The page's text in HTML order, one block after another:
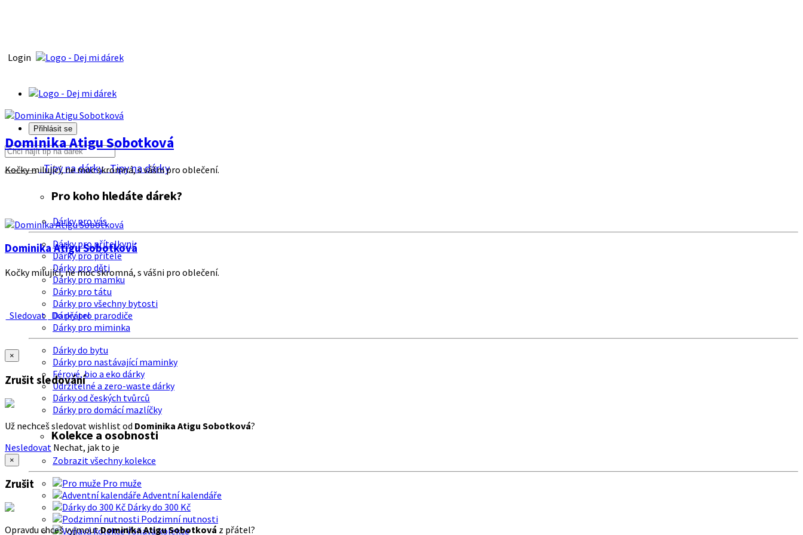
Login
Přihlásit se
Tipy na dárkyTipy na dárky
Pro koho hledáte dárek?
Dárky pro vás
Dárky pro přítelkyni
Dárky pro přítele
Dárky pro děti
Dárky pro mamku
Dárky pro tátu
Dárky pro všechny bytosti
Dárky pro prarodiče
Dárky pro miminka
Dárky do bytu
Dárky pro nastávající maminky
Férové, bio a eko dárky
Udržitelné a zero-waste dárky
Dárky od českých tvůrců
Dárky pro domácí mazlíčky
Kolekce a osobnosti
Zobrazit všechny kolekce
Pro muže
Adventní kalendáře
Dárky do 300 Kč
Podzimní nutnosti
Voňavá kolekce
Dominika Atigu Sobotková
Kočky milující, ne moc skromná, s vášni pro oblečení.
Dominika Atigu Sobotková
Kočky milující, ne moc skromná, s vášni pro oblečení.
Sledovat Do přátel
×
Zrušit sledování
Už nechceš sledovat wishlist od Dominika Atigu Sobotková?
Nesledovat Nechat, jak to je
×
Zrušit
Opravdu chceš vyjmoutDominika Atigu Sobotková z přátel?